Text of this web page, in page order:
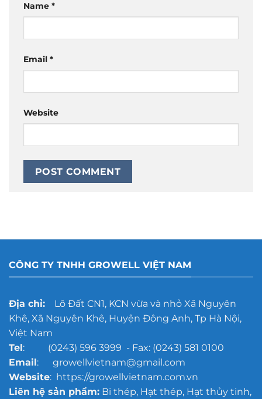
Name *
Email *
Website
CÔNG TY TNHH GROWELL VIỆT NAM
Địa chỉ:Lô Đất CN1, KCN vừa và nhỏ Xã Nguyên
Khê, Xã Nguyên Khê, Huyện Đông Anh, Tp Hà Nội,
Việt Nam
Tel: (0243) 596 3999 - Fax: (0243) 581 0100
Email: growellvietnam@gmail.com
Website: https://growellvietnam.com.vn
Liên hệ sản phẩm:Bi thép, Hạt thép, Hạt thủy tinh,